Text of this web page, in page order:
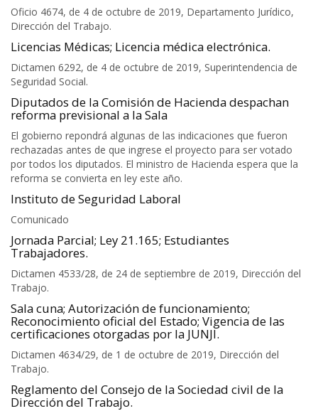
Oficio 4674, de 4 de octubre de 2019, Departamento Jurídico,
Dirección del Trabajo.
Licencias Médicas; Licencia médica electrónica.
Dictamen 6292, de 4 de octubre de 2019, Superintendencia de
Seguridad Social.
Diputados de la Comisión de Hacienda despachan
reforma previsional a la Sala
El gobierno repondrá algunas de las indicaciones que fueron
rechazadas antes de que ingrese el proyecto para ser votado
por todos los diputados. El ministro de Hacienda espera que la
reforma se convierta en ley este año.
Instituto de Seguridad Laboral
Comunicado
Jornada Parcial; Ley 21.165; Estudiantes
Trabajadores.
Dictamen 4533/28, de 24 de septiembre de 2019, Dirección del
Trabajo.
Sala cuna; Autorización de funcionamiento;
Reconocimiento oficial del Estado; Vigencia de las
certificaciones otorgadas por la JUNJI.
Dictamen 4634/29, de 1 de octubre de 2019, Dirección del
Trabajo.
Reglamento del Consejo de la Sociedad civil de la
Dirección del Trabajo.